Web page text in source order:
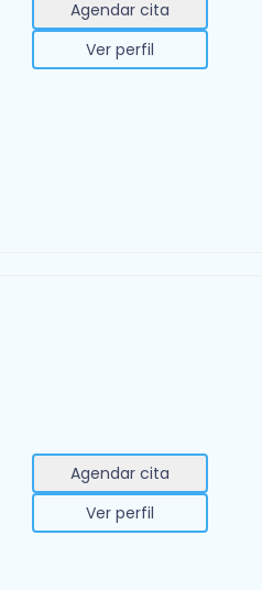
Agendar cita
Ver perfil
Agendar cita
Ver perfil